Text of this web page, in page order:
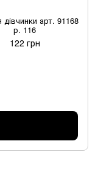
арт. 91168
р. 116
122 грн